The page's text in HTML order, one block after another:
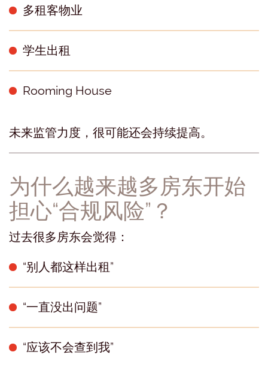
多租客物业
学生出租
Rooming House
未来监管力度，很可能还会持续提高。
为什么越来越多房东开始
担心“合规风险”？
过去很多房东会觉得：
“别人都这样出租”
“一直没出问题”
“应该不会查到我”